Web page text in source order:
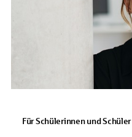
Für Schülerinnen und Schüler